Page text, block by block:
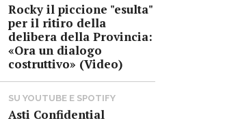
Rocky il piccione "esulta"
per il ritiro della
delibera della Provincia:
«Ora un dialogo
costruttivo» (Video)
SU YOUTUBE E SPOTIFY
Asti Confidential